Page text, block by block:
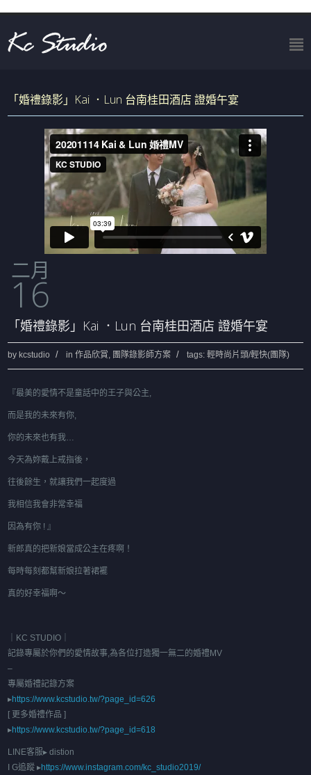
「婚禮錄影」Kai ．Lun 台南桂田酒店 證婚午宴
二月
16
「婚禮錄影」Kai ．Lun 台南桂田酒店 證婚午宴
by kcstudio in作品欣賞, 團隊錄影師方案 tags:輕時尚片頭/輕快(團隊)
『最美的愛情不是童話中的王子與公主,
而是我的未來有你,
你的未來也有我…
今天為妳戴上戒指後，
往後餘生，就讓我們一起度過
我相信我會非常幸福
因為有你 !』
新郎真的把新娘當成公主在疼啊！
每時每刻都幫新娘拉著裙襬
真的好幸福啊～
｜KC STUDIO｜
記錄專屬於你們的愛情故事,為各位打造獨一無二的婚禮MV
–
專屬婚禮記錄方案
▸https://www.kcstudio.tw/?page_id=626
[ 更多婚禮作品 ]
▸https://www.kcstudio.tw/?page_id=618
LINE客服▸ distion
I G追蹤 ▸https://www.instagram.com/kc_studio2019/